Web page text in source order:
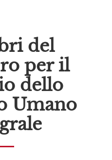
del
per il
dello
Umano